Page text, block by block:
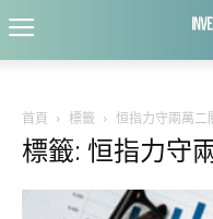
首頁 標籤 恒指力守兩萬二
標籤: 恒指力守